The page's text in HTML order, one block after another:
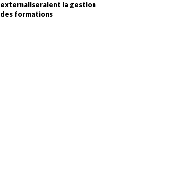
externaliseraient la gestion
des formations